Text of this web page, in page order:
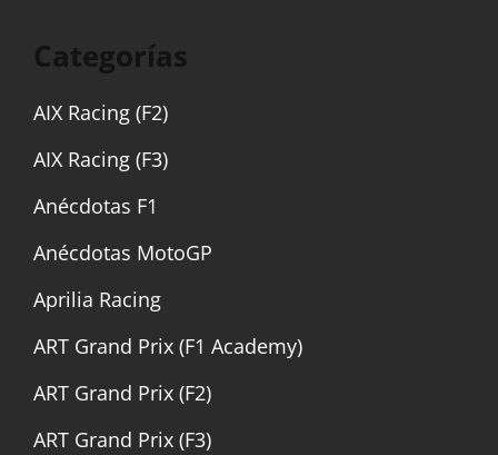
Categorías
AIX Racing (F2)
AIX Racing (F3)
Anécdotas F1
Anécdotas MotoGP
Aprilia Racing
ART Grand Prix (F1 Academy)
ART Grand Prix (F2)
ART Grand Prix (F3)